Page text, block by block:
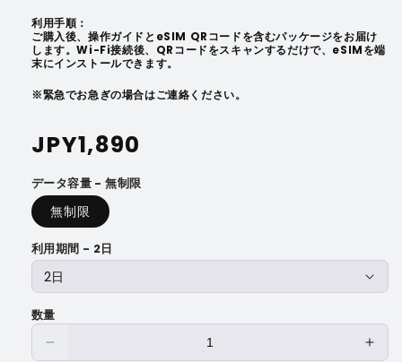
利用手順：
ご購入後、操作ガイドとeSIM QRコードを含むパッケージをお届け
します。Wi-Fi接続後、QRコードをスキャンするだけで、eSIMを端
末にインストールできます。
※緊急でお急ぎの場合はご連絡ください。
通
価
格
JPY1,890
データ容量 - 無制限
無制限
利用期間 - 2日
数量
ベ